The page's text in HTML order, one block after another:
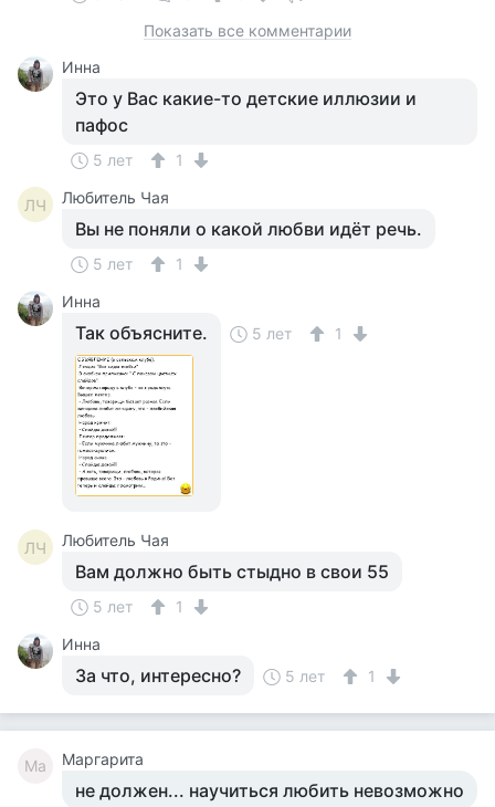
Показать все комментарии
Инна
Это у Вас какие-то детские иллюзии и
пафос
5 лет 1
ЛЧ Любитель Чая
Вы не поняли о какой любви идёт речь.
5 лет
1
Инна
Так объясните. 5 лет 1
ЛЧ Любитель Чая
Вам должно быть стыдно в свои 55
5 лет
1
Инна
За что, интересно? 5 лет 1
Ма Маргарита
не должен... научиться любить невозможно